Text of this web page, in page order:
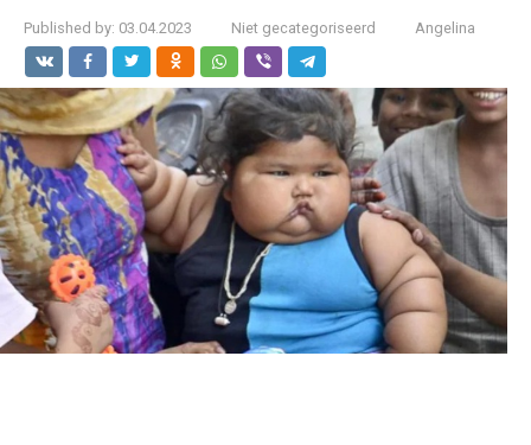
Published by: 03.04.2023 Niet gecategoriseerd Angelina